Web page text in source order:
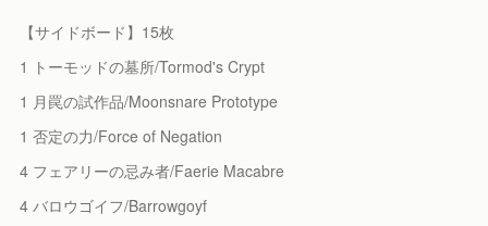
【サイドボード】15枚
1 トーモッドの墓所/Tormod's Crypt
1 月罠の試作品/Moonsnare Prototype
1 否定の力/Force of Negation
4 フェアリーの忌み者/Faerie Macabre
4 バロウゴイフ/Barrowgoyf